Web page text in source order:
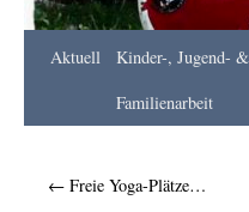
Apotheke
Aktuell
Kinder-, Jugend- &
Familienarbeit
← Freie Yoga-Plätze…